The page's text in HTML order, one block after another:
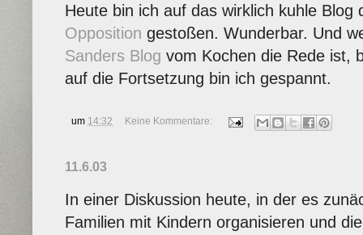
Heute bin ich auf das wirklich kuhle Blog
Opposition gestoßen. Wunderbar. Und
Sanders Blog vom Kochen die Rede ist,
auf die Fortsetzung bin ich gespannt.
um 14:32 Keine Kommentare:
11.6.03
In einer Diskussion heute, in der es
Familien mit Kindern organisieren und